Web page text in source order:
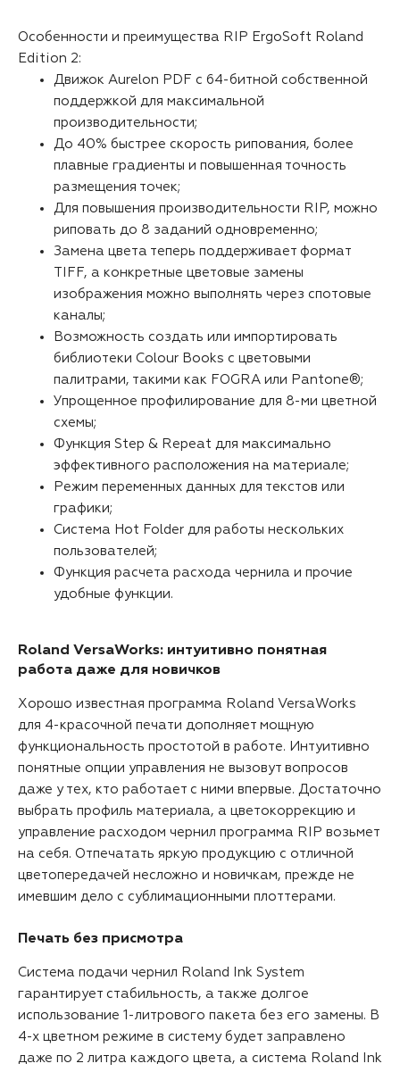
Особенности и преимущества RIP ErgoSoft Roland
Edition 2:
Движок Aurelon PDF с 64-битной собственной
поддержкой для максимальной
производительности;
До 40% быстрее скорость рипования, более
плавные градиенты и повышенная точность
размещения точек;
Для повышения производительности RIP, можно
риповать до 8 заданий одновременно;
Замена цвета теперь поддерживает формат
TIFF, а конкретные цветовые замены
изображения можно выполнять через спотовые
каналы;
Возможность создать или импортировать
библиотеки Colour Books с цветовыми
палитрами, такими как FOGRA или Pantone®;
Упрощенное профилирование для 8-ми цветной
схемы;
Функция Step & Repeat для максимально
эффективного расположения на материале;
Режим переменных данных для текстов или
графики;
Система Hot Folder для работы нескольких
пользователей;
Функция расчета расхода чернила и прочие
удобные функции.
Roland VersaWorks: интуитивно понятная
работа даже для новичков
Хорошо известная программа Roland VersaWorks
для 4-красочной печати дополняет мощную
функциональность простотой в работе. Интуитивно
понятные опции управления не вызовут вопросов
даже у тех, кто работает с ними впервые. Достаточно
выбрать профиль материала, а цветокоррекцию и
управление расходом чернил программа RIP возьмет
на себя. Отпечатать яркую продукцию с отличной
цветопередачей несложно и новичкам, прежде не
имевшим дело с сублимационными плоттерами.
Печать без присмотра
Система подачи чернил Roland Ink System
гарантирует стабильность, а также долгое
использование 1-литрового пакета без его замены. В
4-х цветном режиме в систему будет заправлено
даже по 2 литра каждого цвета, а система Roland Ink